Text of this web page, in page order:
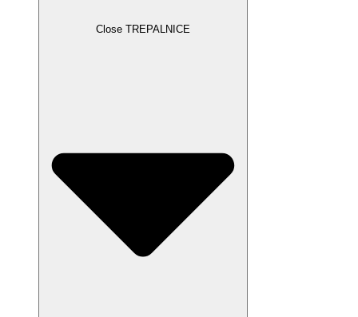
Close TREPALNICE